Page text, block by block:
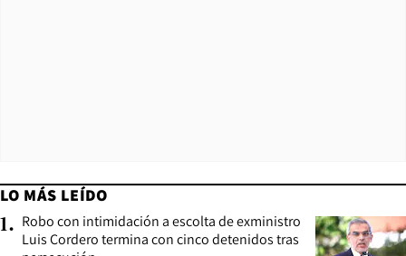
LO MÁS LEÍDO
1. Robo con intimidación a escolta de exministro
Luis Cordero termina con cinco detenidos tras